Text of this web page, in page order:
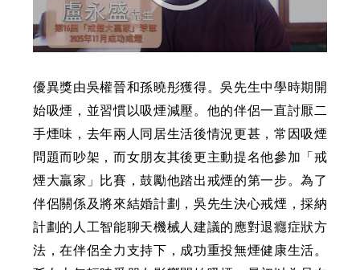
優異獎由吳權晉和孫曉彤獲得。吳先生中學時期開
始吸煙，並習慣以吸煙減壓。他的伴侶一直討厭二
手煙味，去年兩人同居生活後情況更甚，常因吸煙
問題而吵架，而女朋友其後更主動提名他參加「戒
煙大贏家」比賽，鼓勵他踏出戒煙的第一步。為了
伴侶關係及將來結婚計劃，吳先生決心戒煙，採納
計劃的人工智能聊天機械人建議的應對退癮症狀方
法，在伴侶全力支持下，成功重投無煙健康生活。